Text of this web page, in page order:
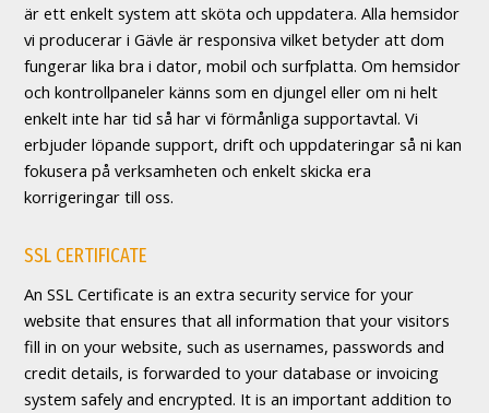
är ett enkelt system att sköta och uppdatera. Alla hemsidor
vi producerar i Gävle är responsiva vilket betyder att dom
fungerar lika bra i dator, mobil och surfplatta. Om hemsidor
och kontrollpaneler känns som en djungel eller om ni helt
enkelt inte har tid så har vi förmånliga supportavtal. Vi
erbjuder löpande support, drift och uppdateringar så ni kan
fokusera på verksamheten och enkelt skicka era
korrigeringar till oss.
SSL CERTIFICATE
An SSL Certificate is an extra security service for your
website that ensures that all information that your visitors
fill in on your website, such as usernames, passwords and
credit details, is forwarded to your database or invoicing
system safely and encrypted. It is an important addition to